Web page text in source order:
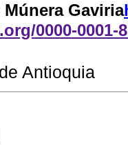
Gaviria
0000-0001-
Antioquia